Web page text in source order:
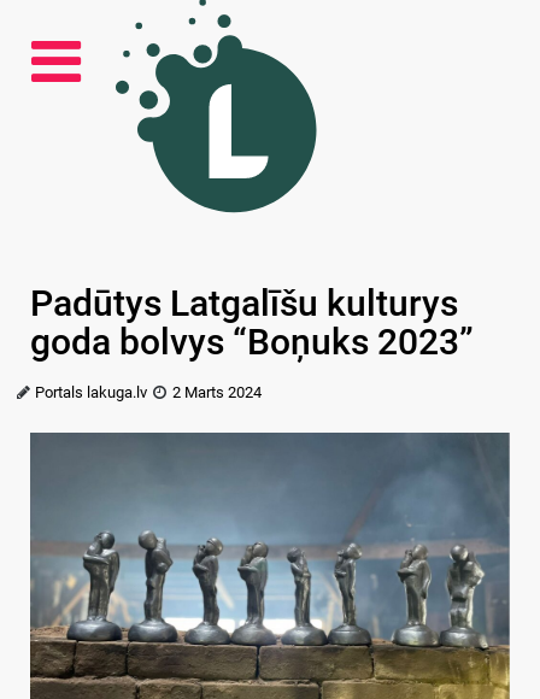
Padūtys Latgalīšu kulturys
goda bolvys “Boņuks 2023”
Portals lakuga.lv 2 Marts 2024